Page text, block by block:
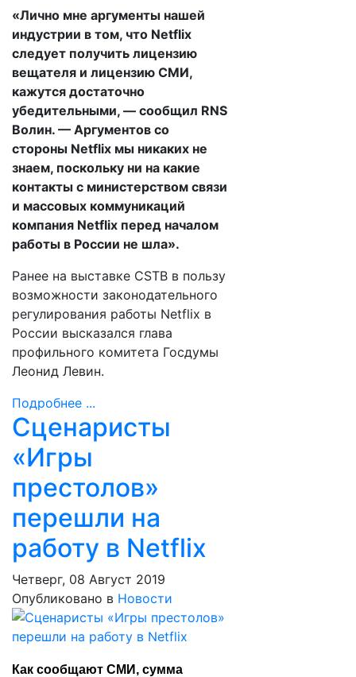
«Лично мне аргументы нашей
индустрии в том, что Netflix
следует получить лицензию
вещателя и лицензию СМИ,
кажутся достаточно
убедительными, — сообщил RNS
Волин. — Аргументов со
стороны Netflix мы никаких не
знаем, поскольку ни на какие
контакты с министерством связи
и массовых коммуникаций
компания Netflix перед началом
работы в России не шла».
Ранее на выставке CSTB в пользу
возможности законодательного
регулирования работы Netflix в
России высказался глава
профильного комитета Госдумы
Леонид Левин.
Подробнее ...
Сценаристы
«Игры
престолов»
перешли на
работу в Netflix
Четверг, 08 Август 2019
Опубликовано в Новости
Как сообщают СМИ, сумма